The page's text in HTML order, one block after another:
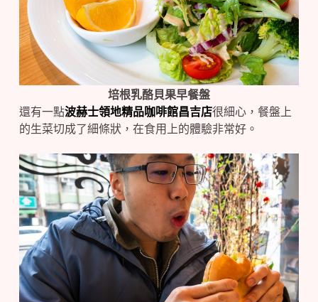
培根乳酪貝果早餐盤
還有一點波赫士領地精品咖啡館昌吉店很細心，餐盤上
的生菜切成了細條狀，在食用上的體驗非常好。